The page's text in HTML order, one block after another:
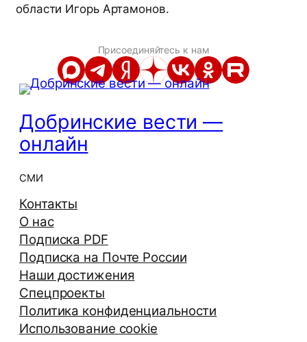
области Игорь Артамонов.
Присоединяйтесь к нам
Добринские вести —
онлайн
СМИ
Контакты
О нас
Подписка PDF
Подписка на Почте России
Наши достижения
Спецпроекты
Политика конфиденциальности
Использование cookie